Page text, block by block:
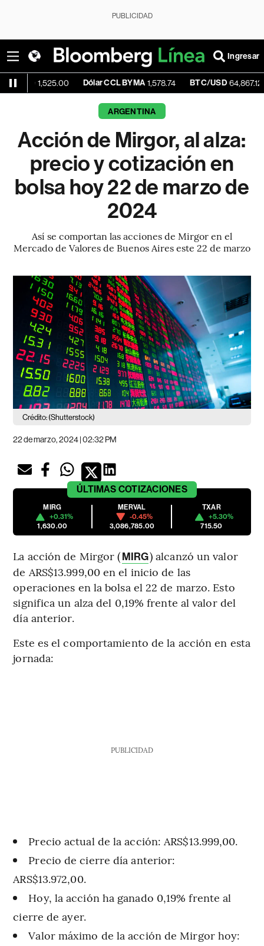
PUBLICIDAD
Ingresar
Dólar CCL BYMA 1,578.74 BTC/USD 64,867.12 -0.11%
ARGENTINA
Acción de Mirgor, al alza:
precio y cotización en
bolsa hoy 22 de marzo de
2024
Así se comportan las acciones de Mirgor en el
Mercado de Valores de Buenos Aires este 22 de marzo
Crédito: (Shutterstock)
22 de marzo, 2024 | 02:32 PM
ÚLTIMAS COTIZACIONES
MIRG
+0.31%
1,630.00
MERVAL
-0.45%
3,086,785.00
TXAR
+5.30%
715.50
La acción de Mirgor (MIRG) alcanzó un valor
de ARS$13.999,00 en el inicio de las
operaciones en la bolsa el 22 de marzo. Esto
significa un alza del 0,19% frente al valor del
día anterior.
Este es el comportamiento de la acción en esta
jornada:
PUBLICIDAD
Precio actual de la acción: ARS$13.999,00.
Precio de cierre día anterior:
ARS$13.972,00.
Hoy, la acción ha ganado 0,19% frente al
cierre de ayer.
Valor máximo de la acción de Mirgor hoy: